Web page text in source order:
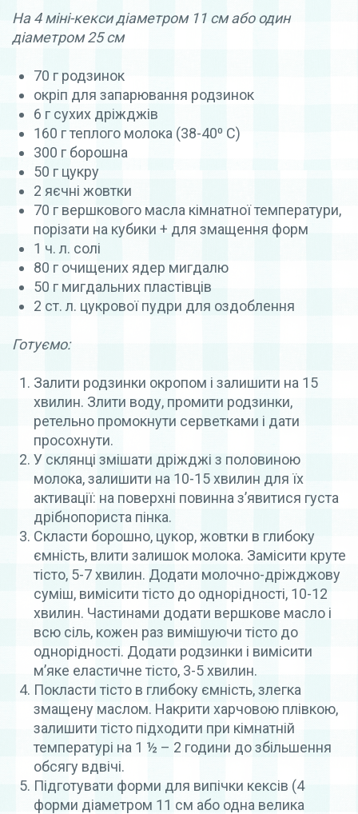
На 4 міні-кекси діаметром 11 см або один
діаметром 25 см
70 г родзинок
окріп для запарювання родзинок
6 г сухих дріжджів
160 г теплого молока (38-40⁰ С)
300 г борошна
50 г цукру
2 яєчні жовтки
70 г вершкового масла кімнатної температури,
порізати на кубики + для змащення форм
1 ч. л. солі
80 г очищених ядер мигдалю
50 г мигдальних пластівців
2 ст. л. цукрової пудри для оздоблення
Готуємо:
Залити родзинки окропом і залишити на 15
хвилин. Злити воду, промити родзинки,
ретельно промокнути серветками і дати
просохнути.
У склянці змішати дріжджі з половиною
молока, залишити на 10-15 хвилин для їх
активації: на поверхні повинна з’явитися густа
дрібнопориста пінка.
Скласти борошно, цукор, жовтки в глибоку
ємність, влити залишок молока. Замісити круте
тісто, 5-7 хвилин. Додати молочно-дріжджову
суміш, вимісити тісто до однорідності, 10-12
хвилин. Частинами додати вершкове масло і
всю сіль, кожен раз вимішуючи тісто до
однорідності. Додати родзинки і вимісити
м’яке еластичне тісто, 3-5 хвилин.
Покласти тісто в глибоку ємність, злегка
змащену маслом. Накрити харчовою плівкою,
залишити тісто підходити при кімнатній
температурі на 1 ½ – 2 години до збільшення
обсягу вдвічі.
Підготувати форми для випічки кексів (4
форми діаметром 11 см або одна велика